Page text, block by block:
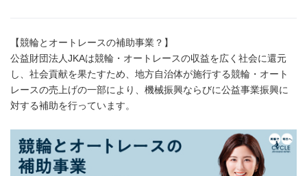
【競輪とオートレースの補助事業？】
公益財団法人JKAは競輪・オートレースの収益を広く社会に還元
し、社会貢献を果たすため、地方自治体が施行する競輪・オート
レースの売上げの一部により、機械振興ならびに公益事業振興に
対する補助を行っています。